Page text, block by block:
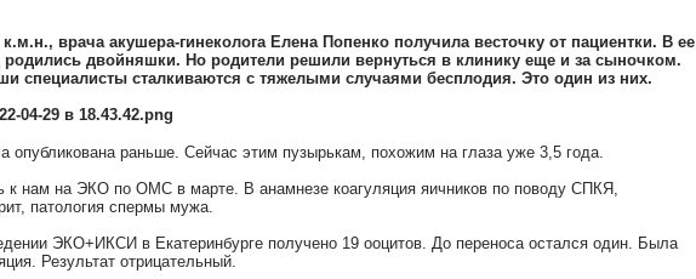
врача акушера-гинеколога Елена Попенко получила весточку от пациентки. В ее
родились двойняшки. Но родители решили вернуться в клинику еще и за сыночком.
специалисты сталкиваются с тяжелыми случаями бесплодия. Это один из них.
опубликована раньше. Сейчас этим пузырькам, похожим на глаза уже 3,5 года.
к нам на ЭКО по ОМС в марте. В анамнезе коагуляция яичников по поводу СПКЯ,
патология спермы мужа.
ЭКО+ИКСИ в Екатеринбурге получено 19 ооцитов. До переноса остался один. Была
Результат отрицательный.